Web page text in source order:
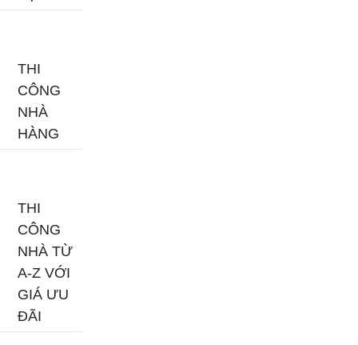
THI
CÔNG
NHÀ
HÀNG
THI
CÔNG
NHÀ TỪ
A-Z VỚI
GIÁ ƯU
ĐÃI